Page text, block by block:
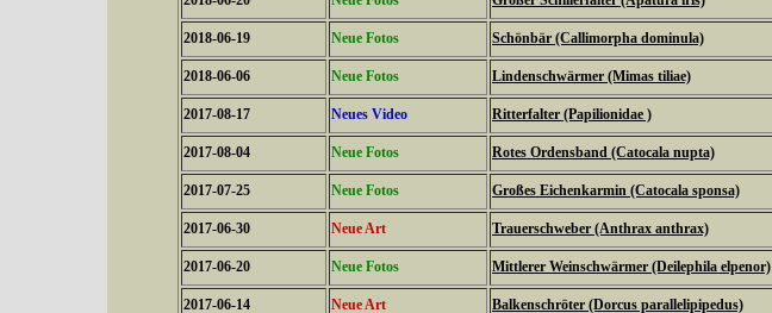
2018-06-19 Neue Fotos Schönbär (Callimorpha dominula)
2018-06-06 Neue Fotos Lindenschwärmer (Mimas tiliae)
2017-08-17 Neues Video Ritterfalter (Papilionidae )
2017-08-04 Neue Fotos Rotes Ordensband (Catocala nupta)
2017-07-25 Neue Fotos Großes Eichenkarmin (Catocala sponsa)
2017-06-30 Neue Art Trauerschweber (Anthrax anthrax)
2017-06-20 Neue Fotos Mittlerer Weinschwärmer (Deilephila elpenor)
2017-06-14 Neue Art Balkenschröter (Dorcus parallelipipedus)